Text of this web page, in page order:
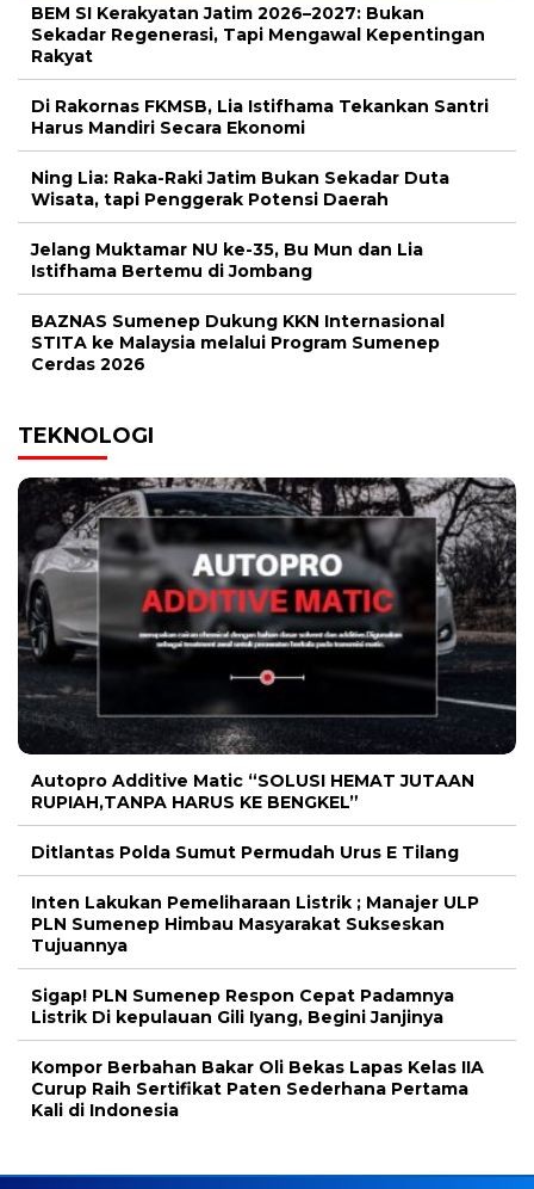
BEM SI Kerakyatan Jatim 2026–2027: Bukan
Sekadar Regenerasi, Tapi Mengawal Kepentingan
Rakyat
Di Rakornas FKMSB, Lia Istifhama Tekankan Santri
Harus Mandiri Secara Ekonomi
Ning Lia: Raka-Raki Jatim Bukan Sekadar Duta
Wisata, tapi Penggerak Potensi Daerah
Jelang Muktamar NU ke-35, Bu Mun dan Lia
Istifhama Bertemu di Jombang
BAZNAS Sumenep Dukung KKN Internasional
STITA ke Malaysia melalui Program Sumenep
Cerdas 2026
TEKNOLOGI
Autopro Additive Matic “SOLUSI HEMAT JUTAAN
RUPIAH,TANPA HARUS KE BENGKEL”
Ditlantas Polda Sumut Permudah Urus E Tilang
Inten Lakukan Pemeliharaan Listrik ; Manajer ULP
PLN Sumenep Himbau Masyarakat Sukseskan
Tujuannya
Sigap! PLN Sumenep Respon Cepat Padamnya
Listrik Di kepulauan Gili Iyang, Begini Janjinya
Kompor Berbahan Bakar Oli Bekas Lapas Kelas IIA
Curup Raih Sertifikat Paten Sederhana Pertama
Kali di Indonesia